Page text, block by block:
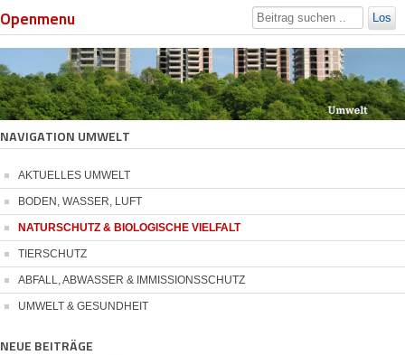
Openmenu Los
NAVIGATION UMWELT
AKTUELLES UMWELT
BODEN, WASSER, LUFT
NATURSCHUTZ & BIOLOGISCHE VIELFALT
TIERSCHUTZ
ABFALL, ABWASSER & IMMISSIONSSCHUTZ
UMWELT & GESUNDHEIT
NEUE BEITRÄGE